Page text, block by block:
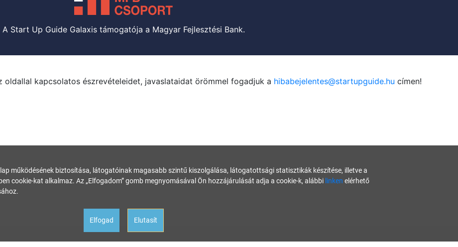
A Start Up Guide Galaxis támogatója a Magyar Fejlesztési Bank.
oldallal kapcsolatos észrevételeidet, javaslataidat örömmel fogadjuk a hibabejelentes@startupguide.hu címen!
működésének biztosítása, látogatóinak magasabb szintű kiszolgálása, látogatottsági statisztikák készítése, illetve a
cookie-kat alkalmaz. Az „Elfogadom” gomb megnyomásával Ön hozzájárulását adja a cookie-k, alábbi linken elérhető
Elfogad Elutasít